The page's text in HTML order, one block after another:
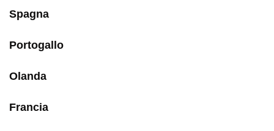
Spagna
Portogallo
Olanda
Francia